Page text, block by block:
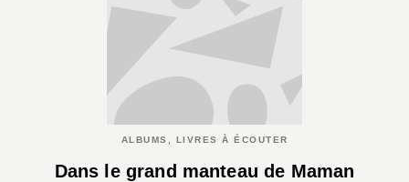
ALBUMS, LIVRES À ÉCOUTER
Dans le grand manteau de Maman